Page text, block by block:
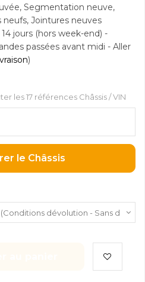
Segmentation neuve,
neufs, Jointures neuves
14 jours (hors week-end) -
passées avant midi - Aller
)
les 17 références Châssis / VIN
le Châssis